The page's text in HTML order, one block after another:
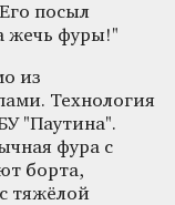
посыл
жечь фуры!"
из
Технология
"Паутина".
фура с
борта,
тяжёлой